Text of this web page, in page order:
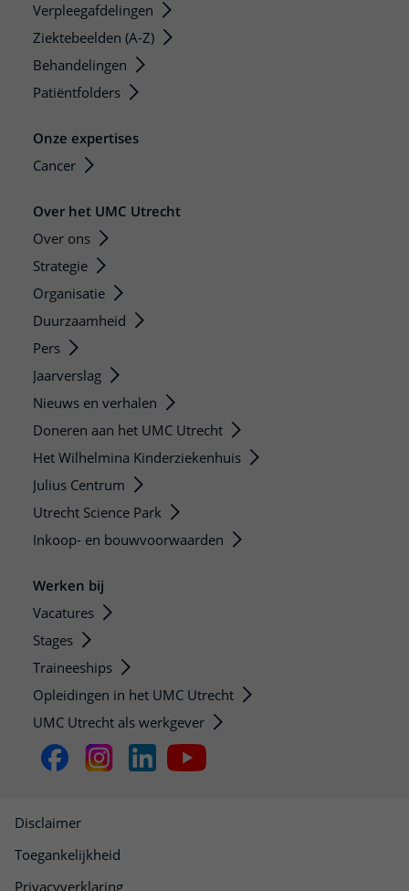
Verpleegafdelingen
Ziektebeelden (A-Z)
Behandelingen
Patiëntfolders
Onze expertises
Cancer
Over het UMC Utrecht
Over ons
Strategie
Organisatie
Duurzaamheid
Pers
Jaarverslag
Nieuws en verhalen
Doneren aan het UMC Utrecht
Het Wilhelmina Kinderziekenhuis
Julius Centrum
Utrecht Science Park
Inkoop- en bouwvoorwaarden
Werken bij
Vacatures
Stages
Traineeships
Opleidingen in het UMC Utrecht
UMC Utrecht als werkgever
Disclaimer
Toegankelijkheid
Privacyverklaring